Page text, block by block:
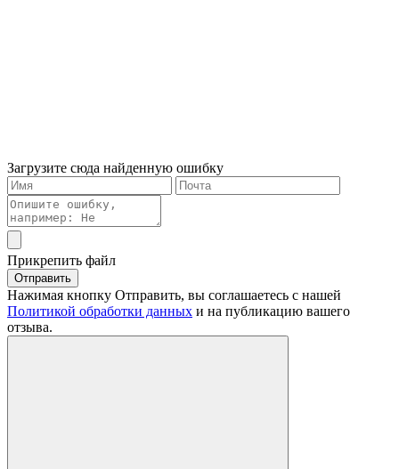
Загрузите сюда найденную ошибку
Прикрепить файл
Отправить
Нажимая кнопку Отправить, вы соглашаетесь с нашей
Политикой обработки данных и на публикацию вашего
отзыва.